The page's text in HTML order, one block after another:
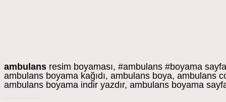
ambulans resim boyaması, #ambulans #boyama
ambulans boyama kağıdı, ambulans boya, ambulans
ambulans boyama indir yazdır, ambulans boyama